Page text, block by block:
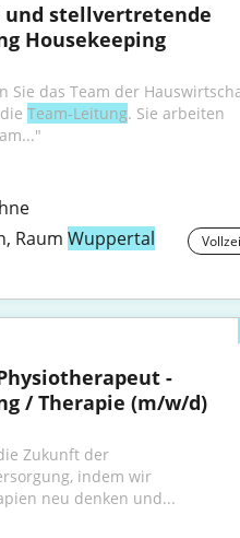
und stellvertretende
Housekeeping
Sie das Team der
Team-Leitung. Sie arbeiten
Raum Wuppertal
-
/ Therapie (m/w/d)
Zukunft der
indem wir
neu denken und...